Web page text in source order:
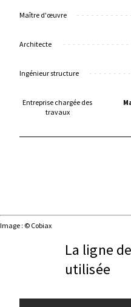
Maître d'œuvre
Architecte
Ingénieur structure
Entreprise chargée des
travaux
Image : © Cobiax
La ligne
utilisée